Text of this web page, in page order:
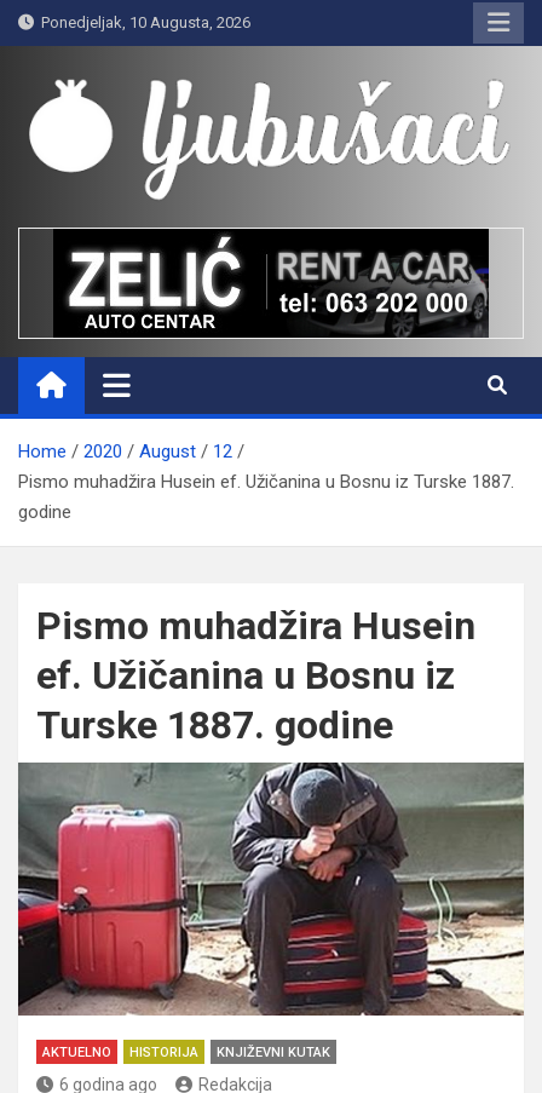
Skip
to
content
Ponedjeljak, 10 Augusta, 2026
Ljubušaci
Svom voljenom gradu
Home 2020 August
12
Pismo muhadžira Husein ef. Užičanina u Bosnu iz Turske 1887.
godine
Pismo muhadžira Husein
ef. Užičanina u Bosnu iz
Turske 1887. godine
AKTUELNO HISTORIJA KNJIŽEVNI KUTAK
6 godina ago Redakcija